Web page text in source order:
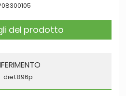
del prodotto
diet896p